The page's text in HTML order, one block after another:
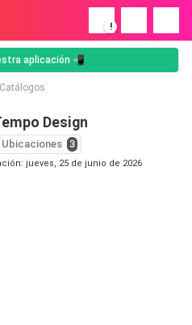
!
aplicación 📲
Catálogos
Design
Ubicaciones 3
jueves, 25 de junio de 2026